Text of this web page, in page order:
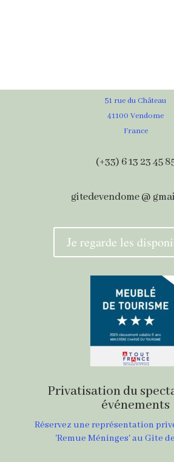
51 rue du Château
41100 Vendome
France
(+33) 6 13 23 45
gitedevendome @
Je regarde les
Privatisation du
événements
Réservez une représentation
'Remue Méninges' au Gite